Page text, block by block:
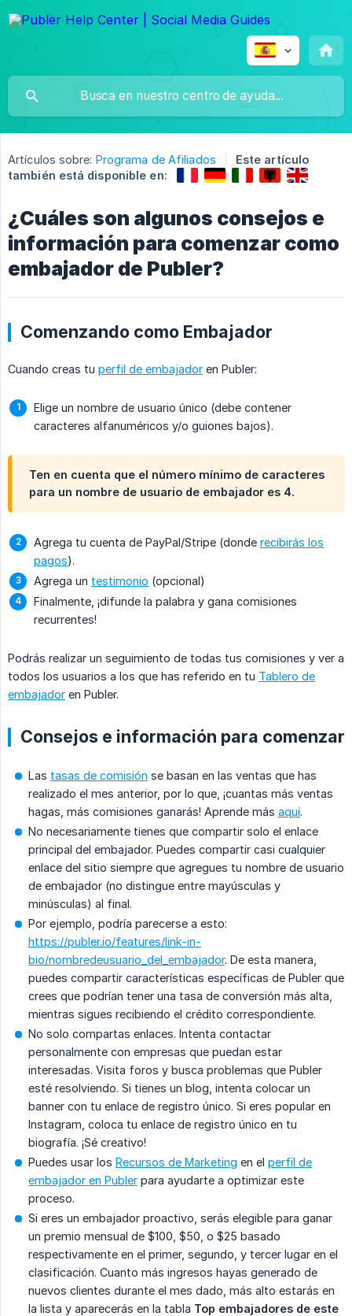
Artículos sobre: Programa de Afiliados
Este artículo
también está disponible en:
¿Cuáles son algunos consejos e
información para comenzar como
embajador de Publer?
Comenzando como Embajador
Cuando creas tu perfil de embajador en Publer:
Elige un nombre de usuario único (debe contener
caracteres alfanuméricos y/o guiones bajos).
Ten en cuenta que el número mínimo de caracteres
para un nombre de usuario de embajador es 4.
Agrega tu cuenta de PayPal/Stripe (donde recibirás los
pagos).
Agrega un testimonio (opcional)
Finalmente, ¡difunde la palabra y gana comisiones
recurrentes!
Podrás realizar un seguimiento de todas tus comisiones y ver a
todos los usuarios a los que has referido en tu Tablero de
embajador en Publer.
Consejos e información para comenzar
Las tasas de comisión se basan en las ventas que has
realizado el mes anterior, por lo que, ¡cuantas más ventas
hagas, más comisiones ganarás! Aprende más aquí.
No necesariamente tienes que compartir solo el enlace
principal del embajador. Puedes compartir casi cualquier
enlace del sitio siempre que agregues tu nombre de usuario
de embajador (no distingue entre mayúsculas y
minúsculas) al final.
Por ejemplo, podría parecerse a esto:
https://publer.io/features/link-in-
bio/nombredeusuario_del_embajador. De esta manera,
puedes compartir características específicas de Publer que
crees que podrían tener una tasa de conversión más alta,
mientras sigues recibiendo el crédito correspondiente.
No solo compartas enlaces. Intenta contactar
personalmente con empresas que puedan estar
interesadas. Visita foros y busca problemas que Publer
esté resolviendo. Si tienes un blog, intenta colocar un
banner con tu enlace de registro único. Si eres popular en
Instagram, coloca tu enlace de registro único en tu
biografía. ¡Sé creativo!
Puedes usar los Recursos de Marketing en el perfil de
embajador en Publer para ayudarte a optimizar este
proceso.
Si eres un embajador proactivo, serás elegible para ganar
un premio mensual de $100, $50, o $25 basado
respectivamente en el primer, segundo, y tercer lugar en el
clasificación. Cuanto más ingresos hayas generado de
nuevos clientes durante el mes dado, más alto estarás en
la lista y aparecerás en la tabla Top embajadores de este